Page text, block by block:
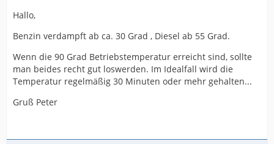
Hallo,
Benzin verdampft ab ca. 30 Grad , Diesel ab 55 Grad.
Wenn die 90 Grad Betriebstemperatur erreicht sind, sollte
man beides recht gut loswerden. Im Idealfall wird die
Temperatur regelmäßig 30 Minuten oder mehr gehalten...
Gruß Peter